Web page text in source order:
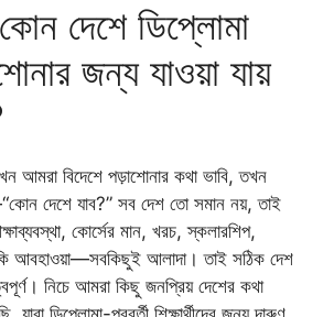
দেশে ডিপ্লোমা
জন্য যাওয়া যায়
আমরা বিদেশে পড়াশোনার কথা ভাবি, তখন
দেশে যাব?” সব দেশ তো সমান নয়, তাই
কোর্সের মান, খরচ, স্কলারশিপ,
আবহাওয়া—সবকিছুই আলাদা। তাই সঠিক দেশ
নিচে আমরা কিছু জনপ্রিয় দেশের কথা